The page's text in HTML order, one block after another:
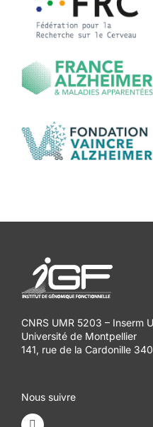
CNRS UMR 5203 – Inserm
Université de Montpellier
141, rue de la Cardonille
Nous suivre